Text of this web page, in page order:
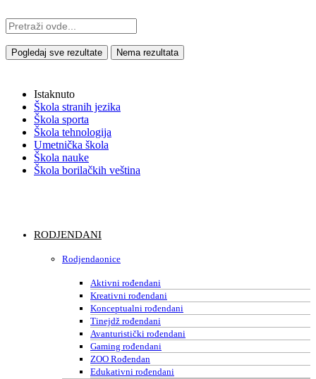
Pogledaj sve rezultate Nema rezultata
Istaknuto
Škola stranih jezika
Škola sporta
Škola tehnologija
Umetnička škola
Škola nauke
Škola borilačkih veština
RODJENDANI
Rodjendaonice
Aktivni rođendani
Kreativni rođendani
Konceptualni rođendani
Tinejdž rođendani
Avanturistički rođendani
Gaming rođendani
ZOO Rođendan
Edukativni rođendani